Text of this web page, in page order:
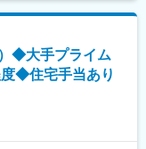
打ち合わせを実施
フと連携し、装置の動
◆大手プライム
◆住宅手当あり